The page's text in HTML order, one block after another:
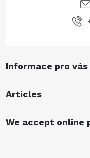
Informace pro vás
Articles
We accept online